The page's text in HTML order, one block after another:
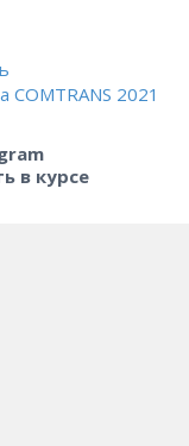
2021
в курсе